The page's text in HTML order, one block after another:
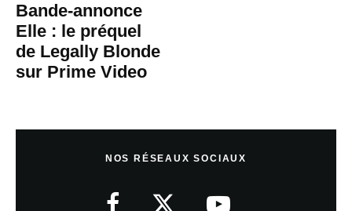
Bande-annonce
Elle : le préquel
de Legally Blonde
sur Prime Video
NOS RÉSEAUX SOCIAUX